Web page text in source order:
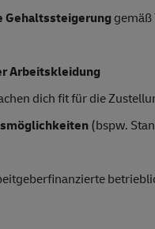
Gehaltssteigerung
Arbeitskleidung
dich fit für die
(bspw.